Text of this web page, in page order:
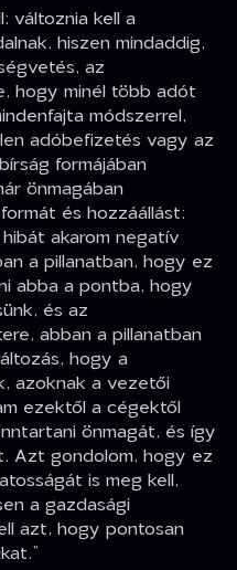
változnia kell a
hiszen mindaddig,
az
hogy minél több adót
módszerrel,
adóbefizetés vagy az
formájában
önmagában
és hozzáállást:
akarom negatív
a pillanatban, hogy ez
abba a pontba, hogy
és az
abban a pillanatban
hogy a
azoknak a vezetői
ezektől a cégektől
önmagát, és így
Azt gondolom, hogy ez
is meg kell,
a gazdasági
azt, hogy pontosan